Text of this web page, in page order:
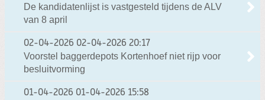
De kandidatenlijst is vastgesteld tijdens de ALV
van 8 april
02-04-2026 02-04-2026 20:17
Voorstel baggerdepots Kortenhoef niet rijp voor
besluitvorming
01-04-2026 01-04-2026 15:58